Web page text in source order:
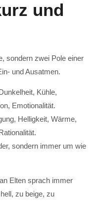
und
sondern zwei Pole einer
und Ausatmen.
Kühle,
Emotionalität.
Helligkeit, Wärme,
sondern immer um wie
Elten sprach immer
zu beige, zu